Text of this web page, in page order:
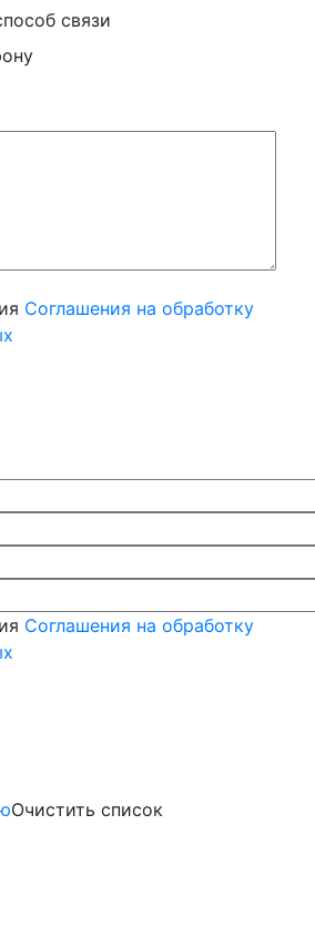
связи
Соглашения на обработку
Соглашения на обработку
Очистить список